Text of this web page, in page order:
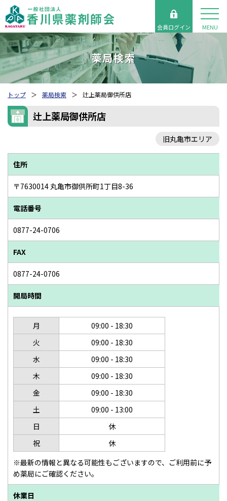
会員ログイン MENU
薬局検索
トップ 薬局検索 辻上薬局御供所店
辻上薬局御供所店
旧丸亀市エリア
住所
〒7630014 丸亀市御供所町1丁目8-36
電話番号
0877-24-0706
FAX
0877-24-0706
開局時間
月
09:00 - 18:30
火
09:00 - 18:30
水
09:00 - 18:30
木
09:00 - 18:30
金
09:00 - 18:30
土
09:00 - 13:00
日
休
祝
休
※最新の情報と異なる可能性もございますので、ご利用前に予
め薬局にご確認ください。
休業日